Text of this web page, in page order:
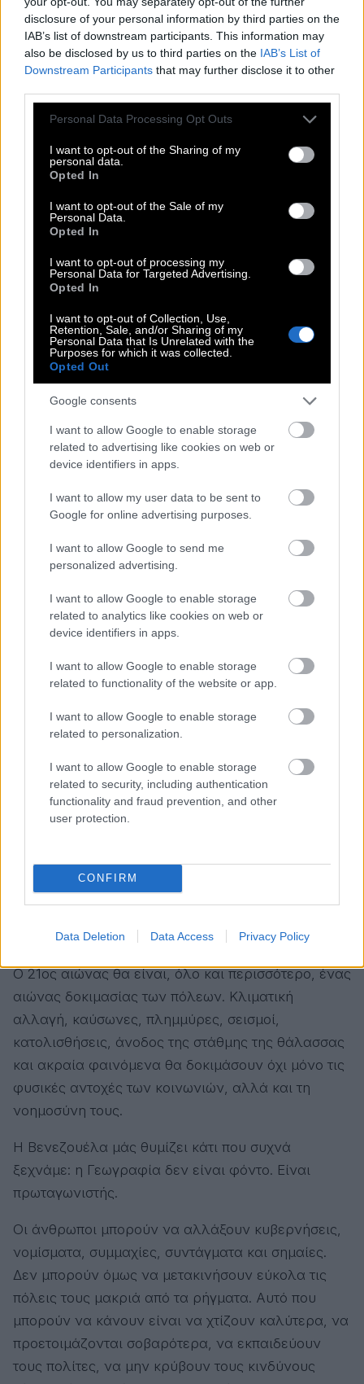
disclosure of your personal information by third parties on the
IAB’s list of downstream participants. This information may
also be disclosed by us to third parties on the IAB’s List of
Downstream Participants that may further disclose it to other
Please note that this website/app uses one or more Google
not limited to your visit or usage behaviour. You may click to
grant or deny consent to Google and its third-party tags to
use your data for below specified purposes in below Google
consent section.
Personal Data Processing Opt Outs
I want to opt-out of the Sharing of my
personal data.
Opted In
I want to opt-out of the Sale of my
Personal Data.
Opted In
I want to opt-out of processing my
Personal Data for Targeted Advertising.
Opted In
I want to opt-out of Collection, Use,
Retention, Sale, and/or Sharing of my
Personal Data that Is Unrelated with the
Purposes for which it was collected.
Opted Out
Google consents
I want to allow Google to enable storage
related to advertising like cookies on web or
device identifiers in apps.
I want to allow my user data to be sent to
Google for online advertising purposes.
I want to allow Google to send me
personalized advertising.
I want to allow Google to enable storage
related to analytics like cookies on web or
device identifiers in apps.
I want to allow Google to enable storage
related to functionality of the website or app.
I want to allow Google to enable storage
related to personalization.
I want to allow Google to enable storage
related to security, including authentication
functionality and fraud prevention, and other
user protection.
CONFIRM
Data Deletion Data Access Privacy Policy
είναι ισχυροί. Σκοτώνουν επειδή βρίσκουν
ευάλωτες κοινωνίες, κακές κατασκευές,
ανεπαρκείς ελέγχους, πυκνή δόμηση, φτωχές
συνοικίες, προβληματικές υποδομές και κράτη που
συχνά δεν διαθέτουν την οργανωτική ικανότητα να
Ένας σεισμός 7,5 βαθμών στην έρημο μπορεί να
κάτω ή δίπλα σε μια μεγάλη πόλη μπορεί να γίνει
ιστορική τραγωδία.
Η Βενεζουέλα έχει επιπλέον ένα βαρύ φορτίο.
πολιτικής κρίσης, οικονομικής κατάρρευσης,
μετανάστευσης, φτώχειας και θεσμικής αστάθειας.
Μια μεγάλη φυσική καταστροφή δεν πέφτει ποτέ
σε ουδέτερο έδαφος. Πέφτει πάνω σε κοινωνίες με
Γι’ αυτό και η διεθνής βοήθεια δεν είναι απλώς μια
πράξη ανθρωπισμού. Είναι ζήτημα επιβίωσης. ΟΗΕ,
Ευρωπαϊκή Ένωση, Ηνωμένες Πολιτείες, χώρες
της Λατινικής Αμερικής και άλλες δυνάμεις
κινητοποιούνται για να στείλουν ομάδες διάσωσης,
ιατρικό προσωπικό, δορυφορική χαρτογράφηση
και ανθρωπιστική βοήθεια. Σε τέτοιες στιγμές,
ακόμη και οι πιο σκληρές γεωπολιτικές
αντιπαραθέσεις αναγκάζονται να κάνουν ένα
βήμα πίσω.
Ο σεισμός δεν ρωτά ποιος κυβερνά. Δεν ξεχωρίζει
υποστηρικτές και αντιπάλους. Δεν γνωρίζει
ιδεολογίες.
Αυτό όμως δεν σημαίνει ότι οι φυσικές
καταστροφές είναι απολιτικές. Αντίθετα,
αποκαλύπτουν με τον πιο βίαιο τρόπο την ποιότητα
σωστά και ποια όχι. Ποιες υπηρεσίες λειτουργούν
και ποιες υπάρχουν μόνο στα χαρτιά. Ποια
απλώς περιμένει το κακό.
Ο 21ος αιώνας θα είναι, όλο και περισσότερο, ένας
αιώνας δοκιμασίας των πόλεων. Κλιματική
αλλαγή, καύσωνες, πλημμύρες, σεισμοί,
κατολισθήσεις, άνοδος της στάθμης της θάλασσας
και ακραία φαινόμενα θα δοκιμάσουν όχι μόνο τις
φυσικές αντοχές των κοινωνιών, αλλά και τη
νοημοσύνη τους.
Η Βενεζουέλα μάς θυμίζει κάτι που συχνά
ξεχνάμε: η Γεωγραφία δεν είναι φόντο. Είναι
πρωταγωνιστής.
Οι άνθρωποι μπορούν να αλλάξουν κυβερνήσεις,
νομίσματα, συμμαχίες, συντάγματα και σημαίες.
Δεν μπορούν όμως να μετακινήσουν εύκολα τις
πόλεις τους μακριά από τα ρήγματα. Αυτό που
μπορούν να κάνουν είναι να χτίζουν καλύτερα, να
προετοιμάζονται σοβαρότερα, να εκπαιδεύουν
τους πολίτες, να μην κρύβουν τους κινδύνους